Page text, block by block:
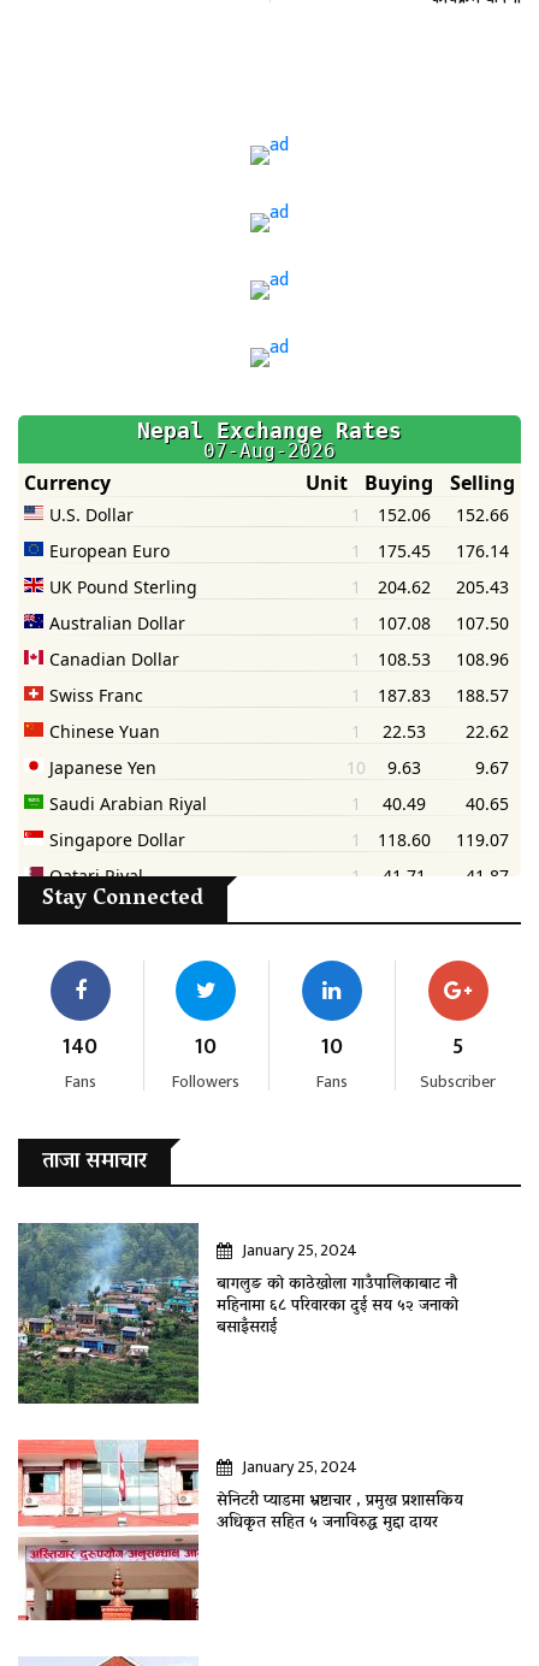
Stay Connected
140
Fans
10
Followers
10
Fans
5
Subscriber
ताजा समाचार
January 25, 2024
बागलुङ काे काठेखोला गाउँपालिकाबाट नौ
महिनामा ६८ परिवारका दुई सय ५२ जनाकाे
बसाइँसराई
January 25, 2024
सेनिटरी प्याडमा भ्रष्टाचार , प्रमुख प्रशासकिय
अधिकृत सहित ५ जनाविरुद्ध मुद्दा दायर